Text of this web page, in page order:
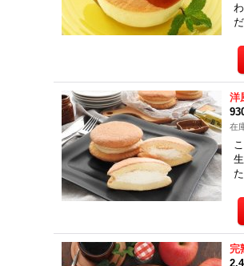
洋
在
完